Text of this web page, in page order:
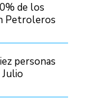
de los
Petroleros
personas